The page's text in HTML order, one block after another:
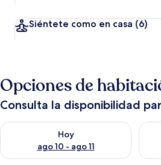
Siéntete como en casa (6)
Opciones de
Consulta la disponibilidad
Hoy
ago 10 - ago 11
Consulta la disponibilidad para hoy